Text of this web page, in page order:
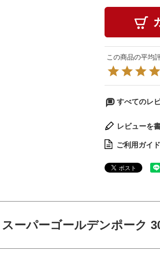
すべてのレ
レビューを
ご利用ガイ
ーパーゴールデンポーク